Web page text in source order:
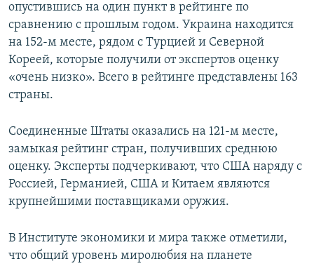
опустившись на один пункт в рейтинге по
сравнению с прошлым годом. Украина находится
на 152-м месте, рядом с Турцией и Северной
Кореей, которые получили от экспертов оценку
«очень низко». Всего в рейтинге представлены 163
страны.
Соединенные Штаты оказались на 121-м месте,
замыкая рейтинг стран, получивших среднюю
оценку. Эксперты подчеркивают, что США наряду с
Россией, Германией, США и Китаем являются
крупнейшими поставщиками оружия.
В Институте экономики и мира также отметили,
что общий уровень миролюбия на планете